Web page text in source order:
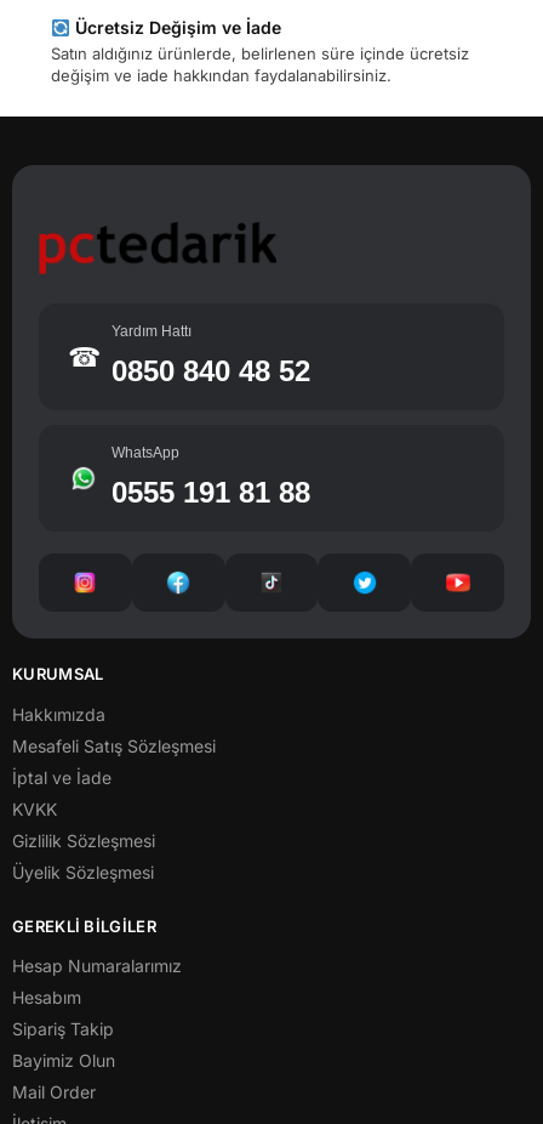
Ücretsiz Değişim ve İade
Satın aldığınız ürünlerde, belirlenen süre içinde ücretsiz
değişim ve iade hakkından faydalanabilirsiniz.
☎
Yardım Hattı
0850 840 48 52
WhatsApp
0555 191 81 88
KURUMSAL
Hakkımızda
Mesafeli Satış Sözleşmesi
İptal ve İade
KVKK
Gizlilik Sözleşmesi
Üyelik Sözleşmesi
GEREKLİ BİLGİLER
Hesap Numaralarımız
Hesabım
Sipariş Takip
Bayimiz Olun
Mail Order